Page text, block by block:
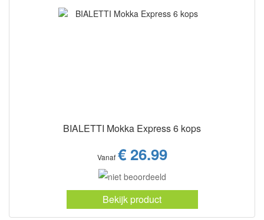
BIALETTI Mokka Express 6 kops
Vanaf € 26.99
Bekijk product